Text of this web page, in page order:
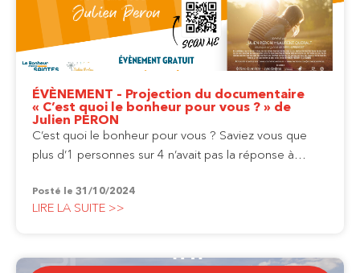
ÉVÈNEMENT – Projection du documentaire
« C’est quoi le bonheur pour vous ? » de
Julien PERON
C’est quoi le bonheur pour vous ? Saviez vous que
plus d’1 personnes sur 4 n’avait pas la réponse à…
Posté le 31/10/2024
LIRE LA SUITE >>